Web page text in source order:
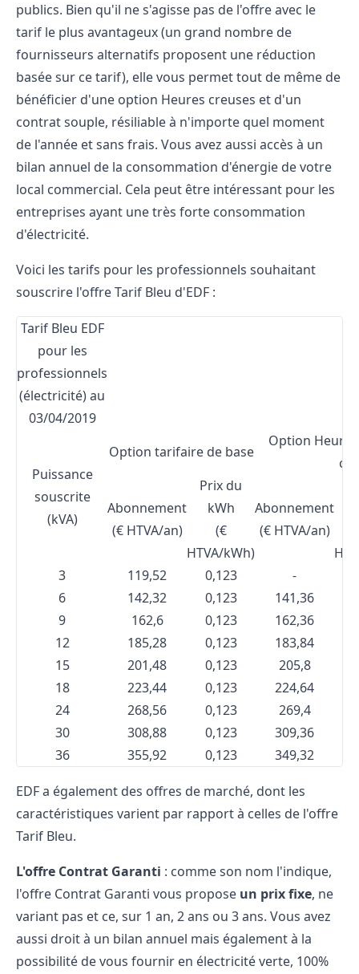
publics. Bien qu'il ne s'agisse pas de l'offre avec le
tarif le plus avantageux (un grand nombre de
fournisseurs alternatifs proposent une réduction
basée sur ce tarif), elle vous permet tout de même de
bénéficier d'une option Heures creuses et d'un
contrat souple, résiliable à n'importe quel moment
de l'année et sans frais. Vous avez aussi accès à un
bilan annuel de la consommation d'énergie de votre
local commercial. Cela peut être intéressant pour les
entreprises ayant une très forte consommation
d'électricité.
Voici les tarifs pour les professionnels souhaitant
souscrire l'offre Tarif Bleu d'EDF :
Tarif Bleu EDF
pour les
professionnels
(électricité) au
03/04/2019
Puissance
souscrite
(kVA)
Option tarifaire de base
Option
Abonnement
(€ HTVA/an)
Prix du
kWh
(€
HTVA/kWh)
Abonnement
(€ HTVA/an)
3
119,52 0,123
-
6
142,32 0,123 141,36
9
162,6 0,123 162,36
12
185,28 0,123 183,84
15
201,48 0,123 205,8
18
223,44 0,123 224,64
24
268,56 0,123 269,4
30
308,88 0,123 309,36
36
355,92 0,123 349,32
EDF a également des offres de marché, dont les
caractéristiques varient par rapport à celles de l'offre
Tarif Bleu.
L'offre Contrat Garanti : comme son nom l'indique,
l'offre Contrat Garanti vous propose un prix fixe, ne
variant pas et ce, sur 1 an, 2 ans ou 3 ans. Vous avez
aussi droit à un bilan annuel mais également à la
possibilité de vous fournir en électricité verte, 100%